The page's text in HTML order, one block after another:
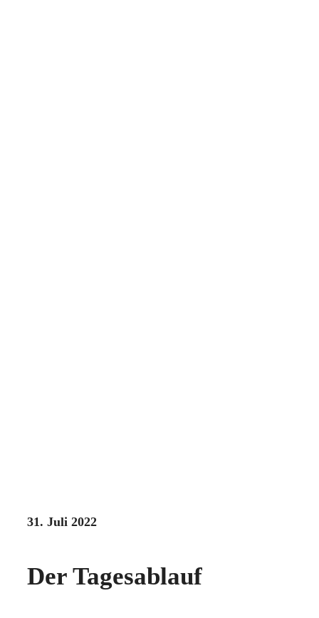
31. Juli 2022
Der Tagesablauf